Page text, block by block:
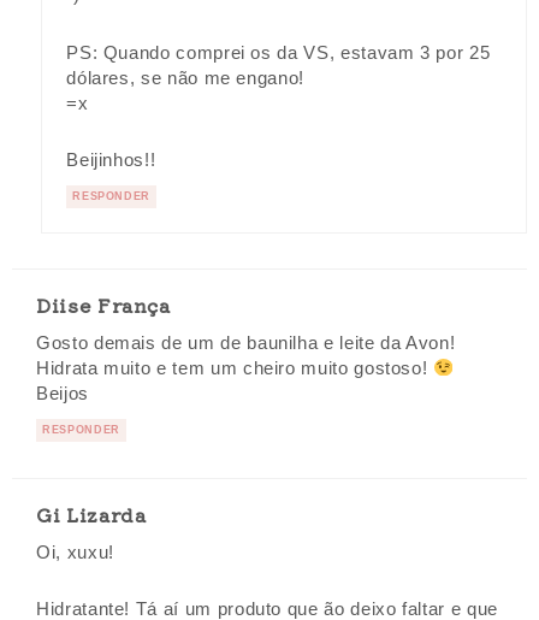
PS: Quando comprei os da VS, estavam 3 por 25
dólares, se não me engano!
=x
Beijinhos!!
RESPONDER
Diise França
Gosto demais de um de baunilha e leite da Avon!
Hidrata muito e tem um cheiro muito gostoso!
Beijos
RESPONDER
Gi Lizarda
Oi, xuxu!
Hidratante! Tá aí um produto que ão deixo faltar e que